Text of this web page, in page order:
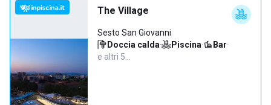
The Village
Sesto San Giovanni
Doccia calda· Piscina· Bar·
e altri 5…